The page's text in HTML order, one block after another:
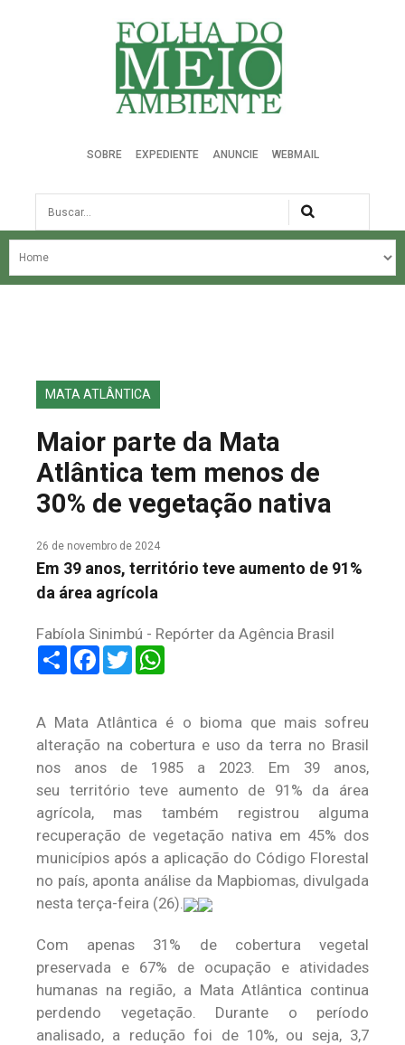
Folha do Meio Ambiente
SOBRE EXPEDIENTE ANUNCIE WEBMAIL
Busca
NOSSA HISTÓRIA
EDIÇÕES ANTERIORES
FALE CONOSCO
MATA ATLÂNTICA
Maior parte da Mata
Atlântica tem menos de
30% de vegetação nativa
26 de novembro de 2024
Em 39 anos, território teve aumento de 91%
da área agrícola
Fabíola Sinimbú - Repórter da Agência Brasil
ShareFacebook
Twitter
A Mata Atlântica é o bioma que mais sofreu
alteração na cobertura e uso da terra no Brasil
nos anos de 1985 a 2023. Em 39 anos,
seu território teve aumento de 91% da área
agrícola, mas também registrou alguma
recuperação de vegetação nativa em 45% dos
municípios após a aplicação do Código Florestal
no país, aponta análise da Mapbiomas, divulgada
nesta terça-feira (26).
Com apenas 31% de cobertura vegetal
preservada e 67% de ocupação e atividades
humanas na região, a Mata Atlântica continua
perdendo vegetação. Durante o período
analisado, a redução foi de 10%, ou seja, 3,7